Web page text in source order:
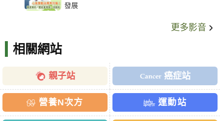
發展
更多影音
相關網站
親子站 癌症站
營養N次方 運動站